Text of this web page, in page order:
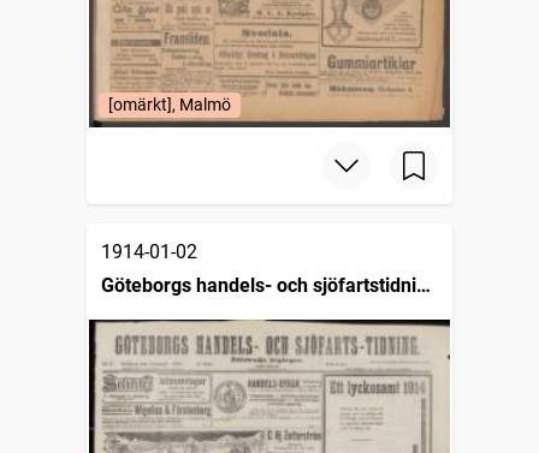
[omärkt], Malmö
1914-01-02
Göteborgs handels- och sjöfartstidning